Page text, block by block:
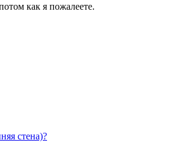
как я пожалеете.
стена)?